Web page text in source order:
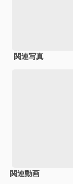
関連写真
関連動画